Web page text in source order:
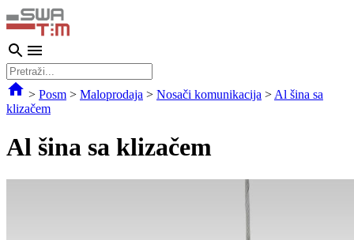
> Posm > Maloprodaja > Nosači komunikacija > Al šina sa
klizačem
Al šina sa klizačem